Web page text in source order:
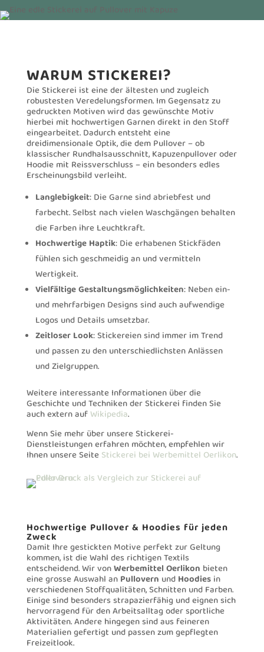
WARUM STICKEREI?
Die Stickerei ist eine der ältesten und zugleich
robustesten Veredelungsformen. Im Gegensatz zu
gedruckten Motiven wird das gewünschte Motiv
hierbei mit hochwertigen Garnen direkt in den Stoff
eingearbeitet. Dadurch entsteht eine
dreidimensionale Optik, die dem Pullover – ob
klassischer Rundhalsausschnitt, Kapuzenpullover oder
Hoodie mit Reissverschluss – ein besonders edles
Erscheinungsbild verleiht.
Langlebigkeit: Die Garne sind abriebfest und
farbecht. Selbst nach vielen Waschgängen behalten
die Farben ihre Leuchtkraft.
Hochwertige Haptik: Die erhabenen Stickfäden
fühlen sich geschmeidig an und vermitteln
Wertigkeit.
Vielfältige Gestaltungsmöglichkeiten: Neben ein-
und mehrfarbigen Designs sind auch aufwendige
Logos und Details umsetzbar.
Zeitloser Look: Stickereien sind immer im Trend
und passen zu den unterschiedlichsten Anlässen
und Zielgruppen.
Weitere interessante Informationen über die
Geschichte und Techniken der Stickerei finden Sie
auch extern aufWikipedia.
Wenn Sie mehr über unsere Stickerei-
Dienstleistungen erfahren möchten, empfehlen wir
Ihnen unsere SeiteStickerei bei Werbemittel Oerlikon.
Hochwertige Pullover & Hoodies für jeden
Zweck
Damit Ihre gestickten Motive perfekt zur Geltung
kommen, ist die Wahl des richtigen Textils
entscheidend. Wir vonWerbemittel Oerlikon bieten
eine grosse Auswahl anPullovern undHoodiesin
verschiedenen Stoffqualitäten, Schnitten und Farben.
Einige sind besonders strapazierfähig und eignen sich
hervorragend für den Arbeitsalltag oder sportliche
Aktivitäten. Andere hingegen sind aus feineren
Materialien gefertigt und passen zum gepflegten
Freizeitlook.